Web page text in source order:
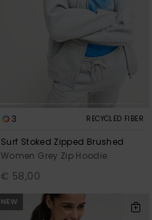
3 RECYCLED FIBER
Surf Stoked Zipped Brushed
Women Grey Zip Hoodie
€ 58,00
NEW